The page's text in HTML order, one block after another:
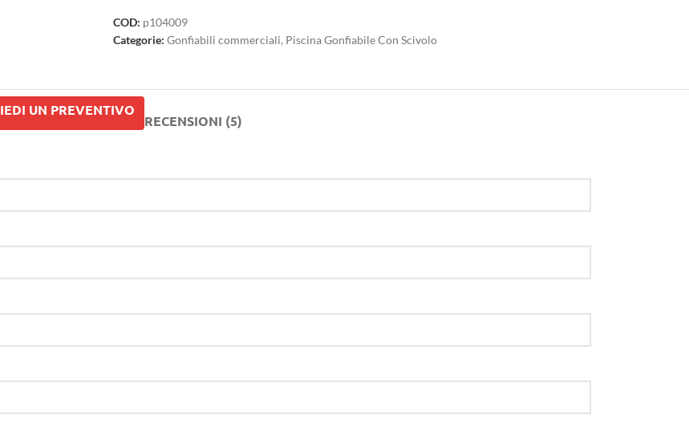
COD: p104009
Categorie: Gonfiabili commerciali, Piscina Gonfiabile Con Scivolo
UN PREVENTIVO
RECENSIONI (5)